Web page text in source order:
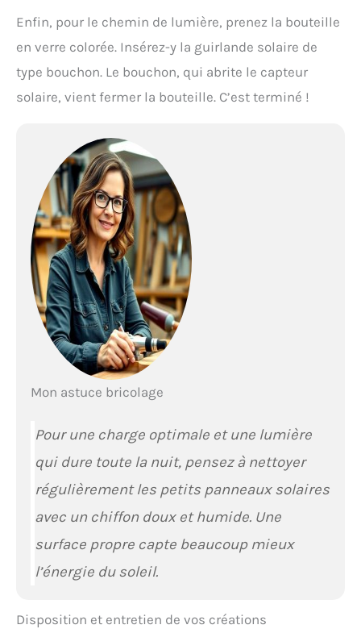
Enfin, pour le chemin de lumière, prenez la bouteille
en verre colorée. Insérez-y la guirlande solaire de
type bouchon. Le bouchon, qui abrite le capteur
solaire, vient fermer la bouteille. C’est terminé !
Mon astuce bricolage
Pour une charge optimale et une lumière
qui dure toute la nuit, pensez à nettoyer
régulièrement les petits panneaux solaires
avec un chiffon doux et humide. Une
surface propre capte beaucoup mieux
l’énergie du soleil.
Disposition et entretien de vos créations